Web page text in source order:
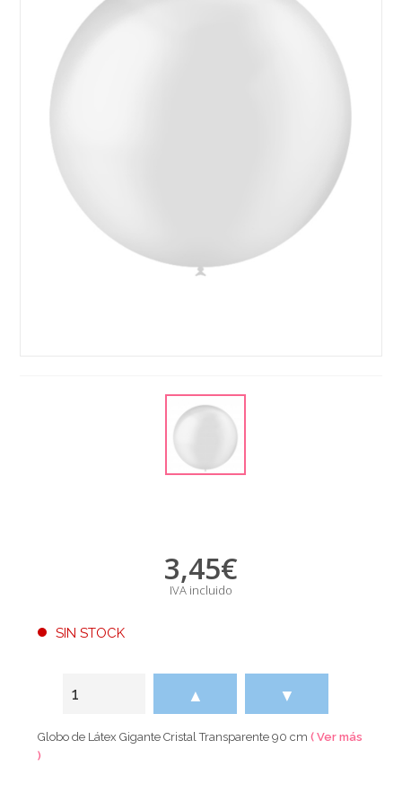
3,45€
IVA incluido
SIN STOCK
▲ ▼
Globo de Látex Gigante Cristal Transparente 90 cm( Ver más
)